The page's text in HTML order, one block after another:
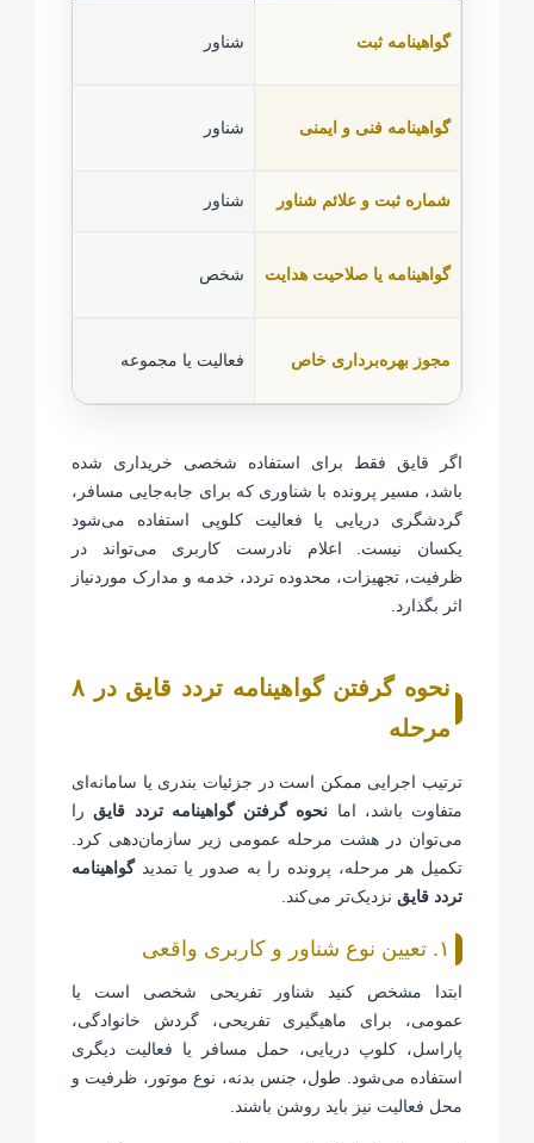
گواهینامه ثبت شناور
گواهینامه فنی و ایمنی شناور
شماره ثبت و علائم شناور شناور
گواهینامه یا صلاحیت هدایت شخص
مجوز بهره‌برداری خاص فعالیت یا مجموعه
اگر قایق فقط برای استفاده شخصی خریداری شده
باشد، مسیر پرونده با شناوری که برای جابه‌جایی مسافر،
گردشگری دریایی یا فعالیت کلوپی استفاده می‌شود
یکسان نیست. اعلام نادرست کاربری می‌تواند در
ظرفیت، تجهیزات، محدوده تردد، خدمه و مدارک موردنیاز
اثر بگذارد.
نحوه گرفتن گواهینامه تردد قایق در ۸
مرحله
ترتیب اجرایی ممکن است در جزئیات بندری یا سامانه‌ای
متفاوت باشد، اما نحوه گرفتن گواهینامه تردد قایق را
می‌توان در هشت مرحله عمومی زیر سازمان‌دهی کرد.
تکمیل هر مرحله، پرونده را به صدور یا تمدیدگواهینامه
تردد قایق نزدیک‌تر می‌کند.
۱. تعیین نوع شناور و کاربری واقعی
ابتدا مشخص کنید شناور تفریحی شخصی است یا
عمومی، برای ماهیگیری تفریحی، گردش خانوادگی،
پاراسل، کلوپ دریایی، حمل مسافر یا فعالیت دیگری
استفاده می‌شود. طول، جنس بدنه، نوع موتور، ظرفیت و
محل فعالیت نیز باید روشن باشند.